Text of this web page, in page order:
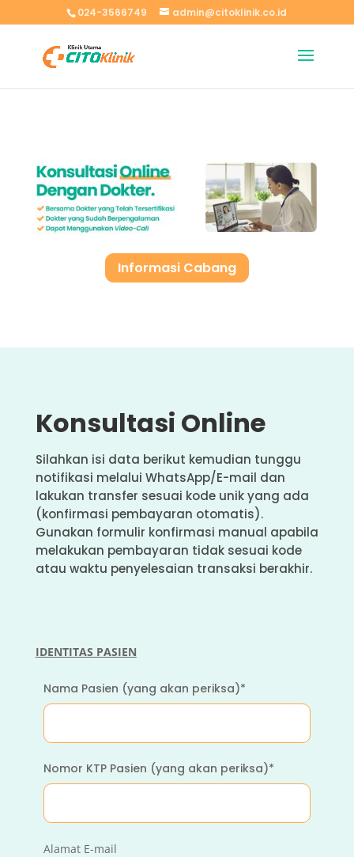
024-3566749 admin@citoklinik.co.id
Informasi Cabang
Konsultasi Online
Silahkan isi data berikut kemudian tunggu
notifikasi melalui WhatsApp/E-mail dan
lakukan transfer sesuai kode unik yang ada
(konfirmasi pembayaran otomatis).
Gunakan formulir konfirmasi manual apabila
melakukan pembayaran tidak sesuai kode
atau waktu penyelesaian transaksi berakhir.
IDENTITAS PASIEN
Nama Pasien (yang akan periksa)*
Nomor KTP Pasien (yang akan periksa)*
Alamat E-mail